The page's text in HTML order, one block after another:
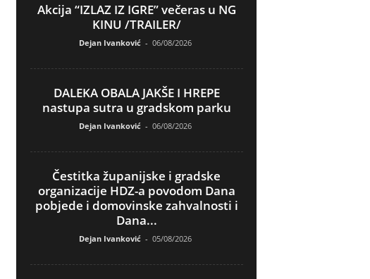
Akcija “IZLAZ IZ IGRE” večeras u NG
KINU /TRAILER/
Dejan Ivanković - 06/08/2026
DALEKA OBALA JAKŠE I HREPE
nastupa sutra u gradskom parku
Dejan Ivanković - 06/08/2026
Čestitka županijske i gradske
organizacije HDZ-a povodom Dana
pobjede i domovinske zahvalnosti i
Dana...
Dejan Ivanković - 05/08/2026